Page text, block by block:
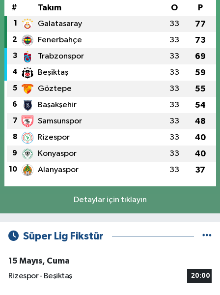
# Takım O P
1 Galatasaray 33 77
2 Fenerbahçe 33 73
3 Trabzonspor 33 69
4 Beşiktaş 33 59
5 Göztepe 33 55
6 Başakşehir 33 54
7 Samsunspor 33 48
8 Rizespor 33 40
9 Konyaspor 33 40
10 Alanyaspor 33 37
Detaylar için tıklayın
Süper Lig Fikstür
15 Mayıs, Cuma
Rizespor - Beşiktaş
20:00